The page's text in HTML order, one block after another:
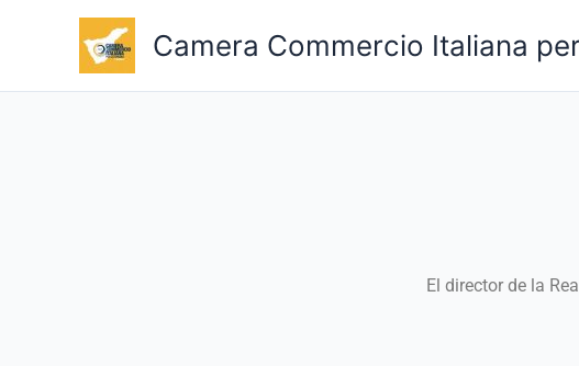
contenido
Camera Commercio Italiana
El director de la